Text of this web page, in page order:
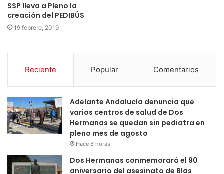
SSP lleva a Pleno la
creación del PEDIBÚS
19 febrero, 2019
Reciente Popular Comentarios
Adelante Andalucía denuncia que
varios centros de salud de Dos
Hermanas se quedan sin pediatra en
pleno mes de agosto
Hace 8 horas
Dos Hermanas conmemorará el 90
aniversario del asesinato de Blas